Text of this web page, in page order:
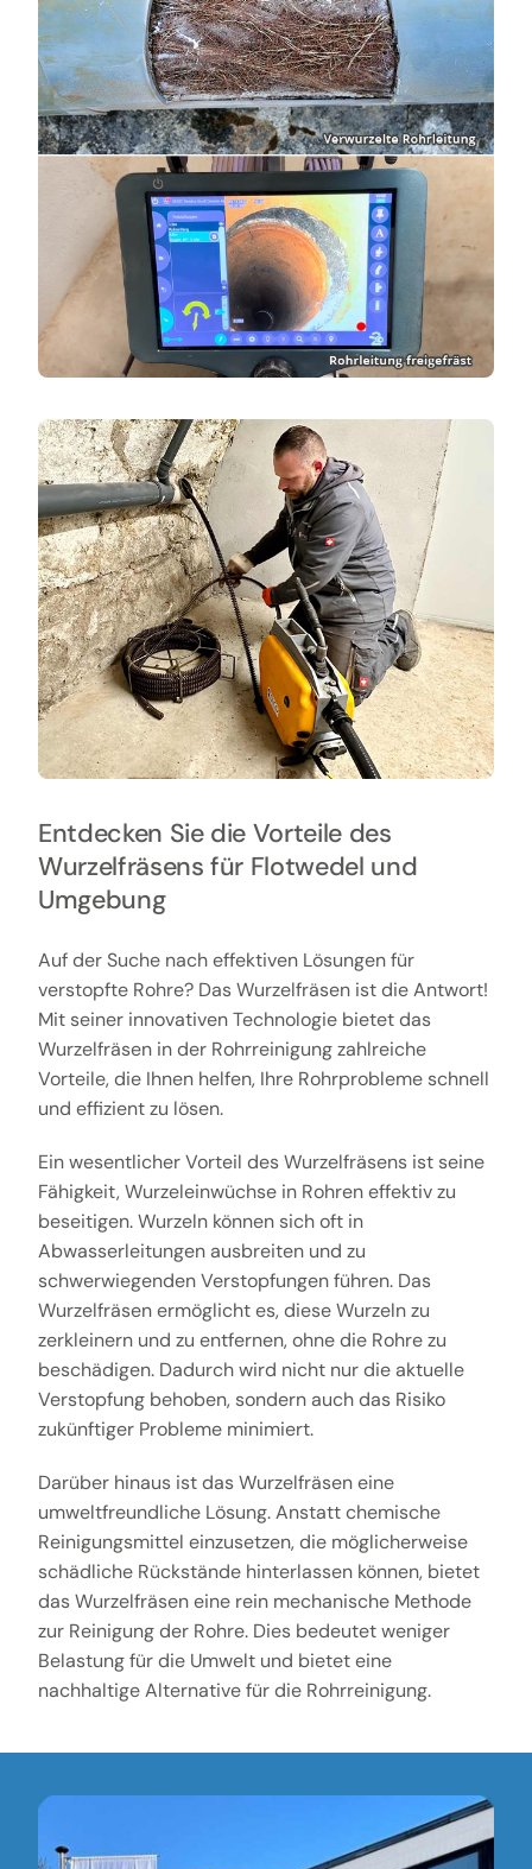
Entdecken Sie die Vorteile des
Wurzelfräsens für Flotwedel und
Umgebung
Auf der Suche nach effektiven Lösungen für
verstopfte Rohre? Das Wurzelfräsen ist die Antwort!
Mit seiner innovativen Technologie bietet das
Wurzelfräsen in der Rohrreinigung zahlreiche
Vorteile, die Ihnen helfen, Ihre Rohrprobleme schnell
und effizient zu lösen.
Ein wesentlicher Vorteil des Wurzelfräsens ist seine
Fähigkeit, Wurzeleinwüchse in Rohren effektiv zu
beseitigen. Wurzeln können sich oft in
Abwasserleitungen ausbreiten und zu
schwerwiegenden Verstopfungen führen. Das
Wurzelfräsen ermöglicht es, diese Wurzeln zu
zerkleinern und zu entfernen, ohne die Rohre zu
beschädigen. Dadurch wird nicht nur die aktuelle
Verstopfung behoben, sondern auch das Risiko
zukünftiger Probleme minimiert.
Darüber hinaus ist das Wurzelfräsen eine
umweltfreundliche Lösung. Anstatt chemische
Reinigungsmittel einzusetzen, die möglicherweise
schädliche Rückstände hinterlassen können, bietet
das Wurzelfräsen eine rein mechanische Methode
zur Reinigung der Rohre. Dies bedeutet weniger
Belastung für die Umwelt und bietet eine
nachhaltige Alternative für die Rohrreinigung.